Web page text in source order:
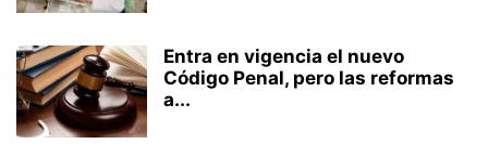
Entra en vigencia el nuevo
Código Penal, pero las reformas
a...